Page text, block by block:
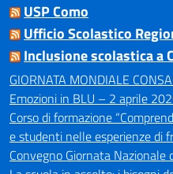
USP Como
Ufficio Scolastico
Inclusione scolastica a
GIORNATA MONDIALE
Emozioni in BLU – 2 aprile
Corso di formazione
e studenti nelle esperienze di
Convegno Giornata Nazionale